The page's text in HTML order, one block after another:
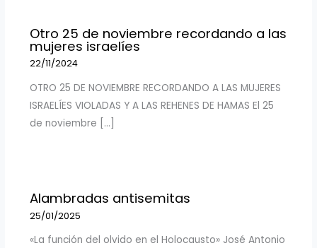
Otro 25 de noviembre recordando a las
mujeres israelíes
22/11/2024
OTRO 25 DE NOVIEMBRE RECORDANDO A LAS MUJERES
ISRAELÍES VIOLADAS Y A LAS REHENES DE HAMAS El 25
de noviembre […]
Alambradas antisemitas
25/01/2025
«La función del olvido en el Holocausto» José Antonio